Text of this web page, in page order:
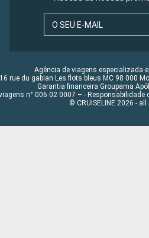
O SEU E-MAIL
Agência de viagens especializada
16 rue du gabian Les flots bleus MC 98 000
Garantia financeira Groupama
n° 006 02 0007 – - Responsabilidade
© CRUISELINE 2026 -